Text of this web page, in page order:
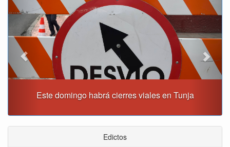
Este domingo habrá cierres viales en Tunja
Edictos